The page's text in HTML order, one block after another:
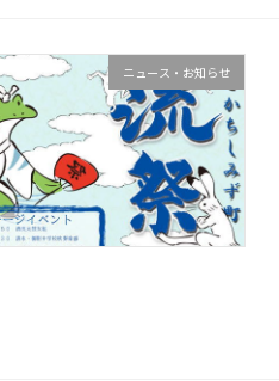
ニュース・お知らせ